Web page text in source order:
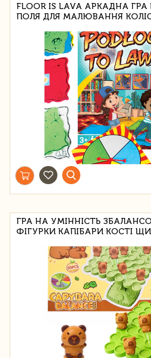
FLOOR IS LAVA АРКАДНА
ПОЛЯ ДЛЯ МАЛЮВАННЯ
ГРА НА УМІННІСТЬ
ФІГУРКИ КАПІБАРИ КОСТІ